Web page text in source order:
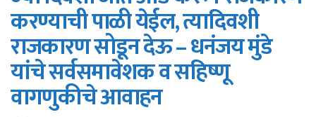
करण्याची पाळी येईल, त्यादिवशी
राजकारण सोडून देऊ – धनंजय मुंडे
यांचे सर्वसमावेशक व सहिष्णू
वागणुकीचे आवाहन